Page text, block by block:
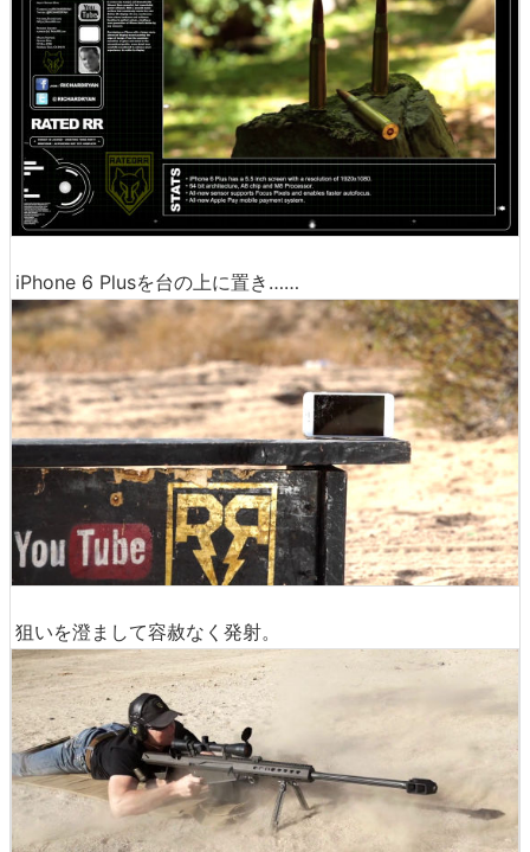
iPhone 6 Plusを台の上に置き……
狙いを澄まして容赦なく発射。